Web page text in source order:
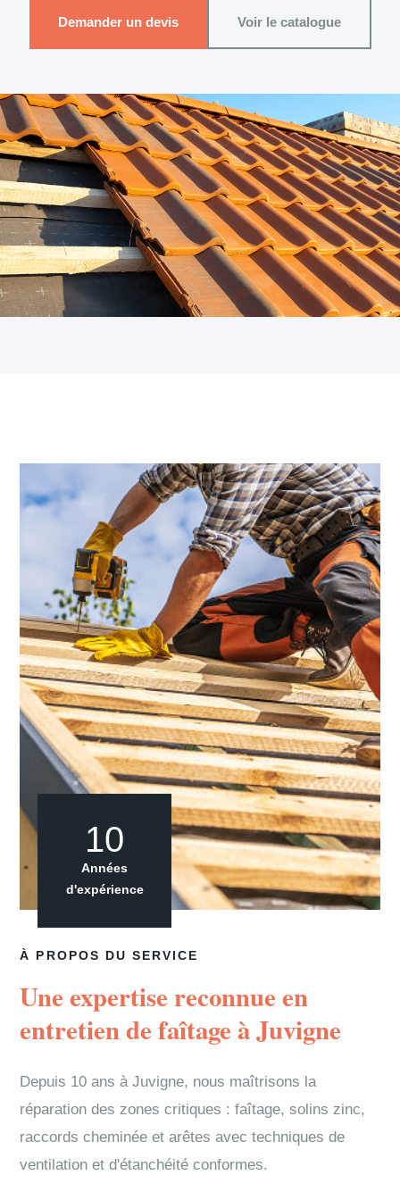
Demander un devis Voir le catalogue
À PROPOS DU SERVICE
Une expertise reconnue en
entretien de faîtage à Juvigne
Depuis 10 ans à Juvigne, nous maîtrisons la
réparation des zones critiques : faîtage, solins zinc,
raccords cheminée et arêtes avec techniques de
ventilation et d'étanchéité conformes.
10
Années
d'expérience